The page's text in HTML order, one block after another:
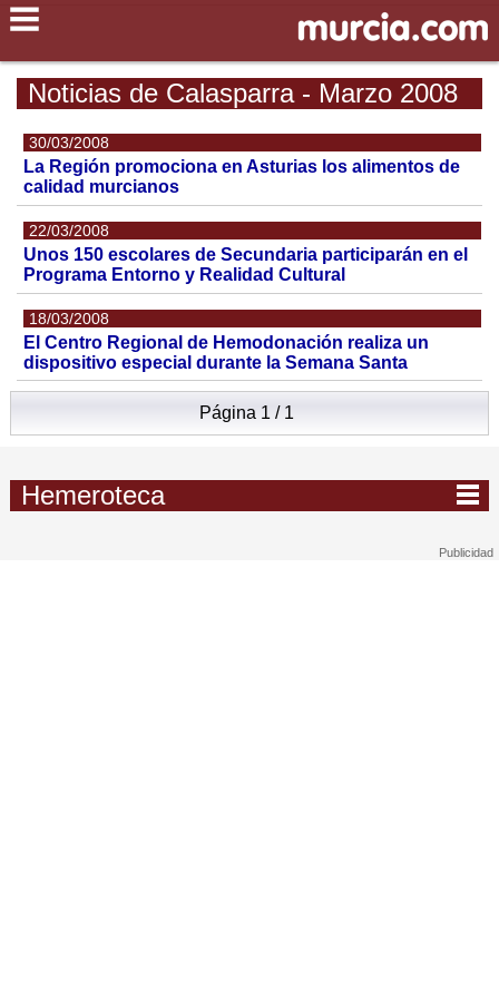
Noticias de Calasparra - Marzo 2008
30/03/2008
La Región promociona en Asturias los alimentos de
calidad murcianos
22/03/2008
Unos 150 escolares de Secundaria participarán en el
Programa Entorno y Realidad Cultural
18/03/2008
El Centro Regional de Hemodonación realiza un
dispositivo especial durante la Semana Santa
Página 1 / 1
Hemeroteca